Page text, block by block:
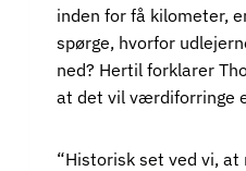
inden for få kilometer,
spørge, hvorfor
ned? Hertil forklarer
at det vil værdiforringe
“Historisk set ved vi,